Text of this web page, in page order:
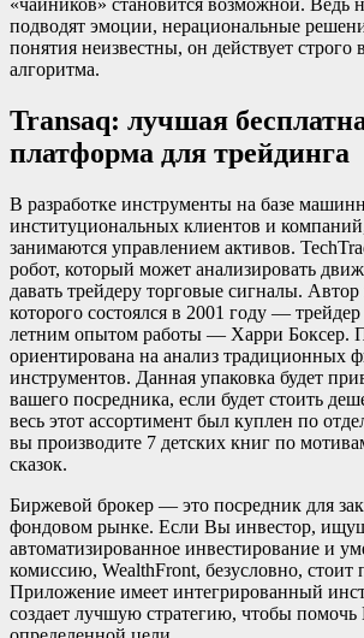
«чайников» становится возможной. Ведь
подводят эмоции, нерациональные
понятия неизвестны, он действует строго
алгоритма.
Transaq: лучшая
платформа для трейдинга
В разработке инструменты на базе
институциональных клиентов и
занимаются управлением активов.
робот, который может анализировать
давать трейдеру торговые сигналы. Автор
которого состоялся в 2001 году —
летним опытом работы — Харри Боксер.
ориентирована на анализ традиционных
инструментов. Данная упаковка будет
вашего посредника, если будет стоить
весь этот ассортимент был куплен по
вы производите 7 детских книг по
сказок.
Биржевой брокер — это посредник для
фондовом рынке. Если Вы инвестор,
автоматизированное инвестирование и
комиссию, WealthFront, безусловно, стоит
Приложение имеет интегрированный
создает лучшую стратегию, чтобы помочь